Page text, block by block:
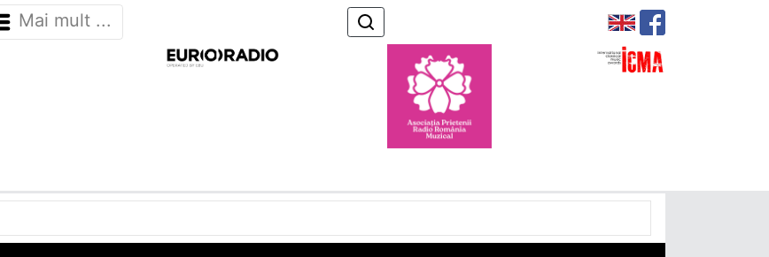
Mai mult ...